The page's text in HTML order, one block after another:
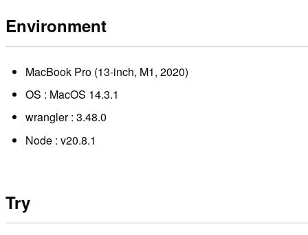
Environment
MacBook Pro (13-inch, M1, 2020)
OS : MacOS 14.3.1
wrangler : 3.48.0
Node : v20.8.1
Try